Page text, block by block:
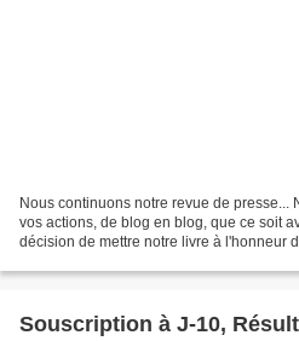
Nous continuons notre revue de presse...
vos actions, de blog en blog, que ce soit
décision de mettre notre livre à l'honneur
Souscription à J-10,